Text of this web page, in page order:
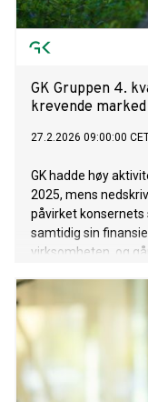
GK Gruppen 4.
krevende
27.2.2026 09:00:00
GK hadde høy
2025, mens
påvirket
samtidig sin
virksomheten, og
byggautomasjon